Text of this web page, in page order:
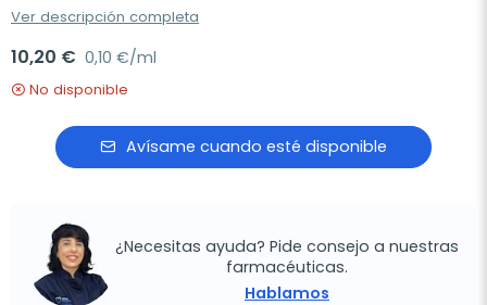
Ver descripción completa
10,20 € 0,10 €/ml
No disponible
Avísame cuando esté disponible
¿Necesitas ayuda? Pide consejo a nuestras
farmacéuticas.
Hablamos